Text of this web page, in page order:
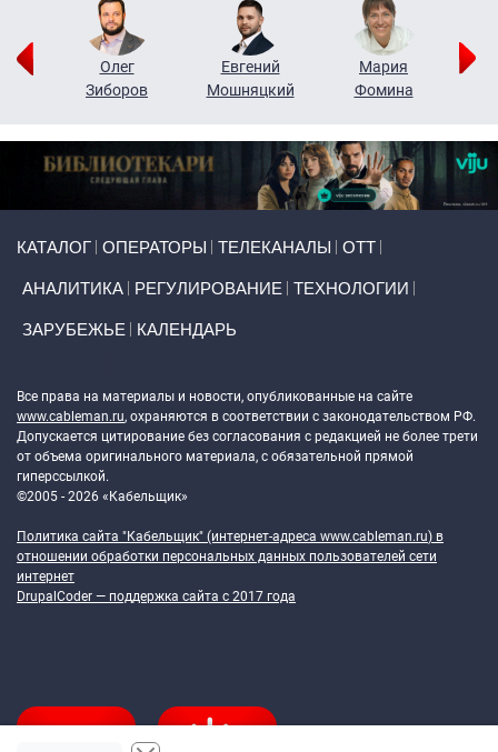
Олег
Зиборов
Евгений
Мошняцкий
Мария
Фомина
КАТАЛОГ ОПЕРАТОРЫ ТЕЛЕКАНАЛЫ ОТТ
АНАЛИТИКА РЕГУЛИРОВАНИЕ ТЕХНОЛОГИИ
ЗАРУБЕЖЬЕ КАЛЕНДАРЬ
Все права на материалы и новости, опубликованные на сайте
www.cableman.ru, охраняются в соответствии с законодательством РФ.
Допускается цитирование без согласования с редакцией не более трети
от объема оригинального материала, с обязательной прямой
гиперссылкой.
©2005 - 2026 «Кабельщик»
Политика сайта "Кабельщик" (интернет-адреса www.cableman.ru) в
отношении обработки персональных данных пользователей сети
интернет
DrupalCoder — поддержка сайта c 2017 года